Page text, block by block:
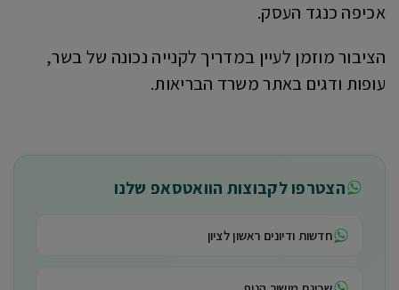
אכיפה כנגד העסק.
הציבור מוזמן לעיין במדריך לקנייה נכונה של בשר,
עופות ודגים באתר משרד הבריאות.
הצטרפו לקבוצות הוואטסאפ שלנו
חדשות ודיונים ראשון לציון